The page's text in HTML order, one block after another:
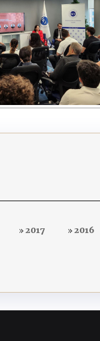
2017 2016